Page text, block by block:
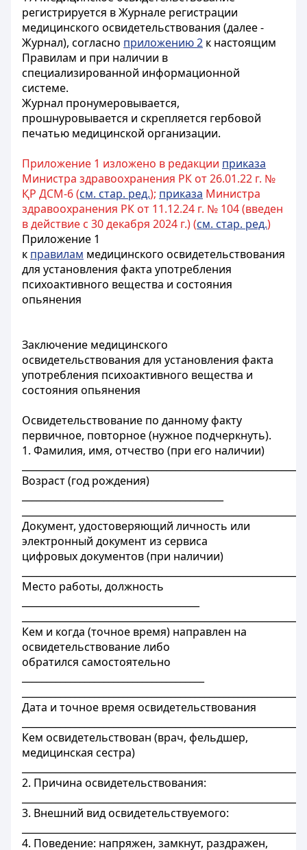
регистрируется в Журнале регистрации
медицинского освидетельствования (далее -
Журнал), согласно приложению 2 к настоящим
Правилам и при наличии в
специализированной информационной
системе.
Журнал пронумеровывается,
прошнуровывается и скрепляется гербовой
печатью медицинской организации.
Приложение 1 изложено в редакции приказа
Министра здравоохранения РК от 26.01.22 г. №
ҚР ДСМ-6 (см. стар. ред.); приказа Министра
здравоохранения РК от 11.12.24 г. № 104 (введен
в действие с 30 декабря 2024 г.) (см. стар. ред.)
Приложение 1
к правилам медицинского освидетельствования
для установления факта употребления
психоактивного вещества и состояния
опьянения
Заключение медицинского
освидетельствования для установления факта
употребления психоактивного вещества и
состояния опьянения
Освидетельствование по данному факту
первичное, повторное (нужное подчеркнуть).
1. Фамилия, имя, отчество (при его наличии)
Возраст (год рождения)
Документ, удостоверяющий личность или
электронный документ из сервиса
цифровых документов (при наличии)
Место работы, должность
Кем и когда (точное время) направлен на
освидетельствование либо
обратился самостоятельно
Дата и точное время освидетельствования
Кем освидетельствован (врач, фельдшер,
медицинская сестра)
2. Причина освидетельствования:
3. Внешний вид освидетельствуемого:
4. Поведение: напряжен, замкнут, раздражен,